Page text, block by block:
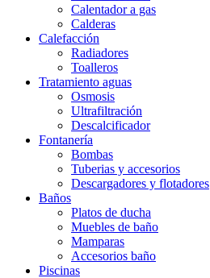
Calentador a gas
Calderas
Calefacción
Radiadores
Toalleros
Tratamiento aguas
Osmosis
Ultrafiltración
Descalcificador
Fontanería
Bombas
Tuberias y accesorios
Descargadores y flotadores
Baños
Platos de ducha
Muebles de baño
Mamparas
Accesorios baño
Piscinas